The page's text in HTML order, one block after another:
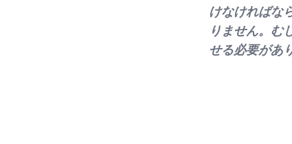
けなければな
りません。む
せる必要があ